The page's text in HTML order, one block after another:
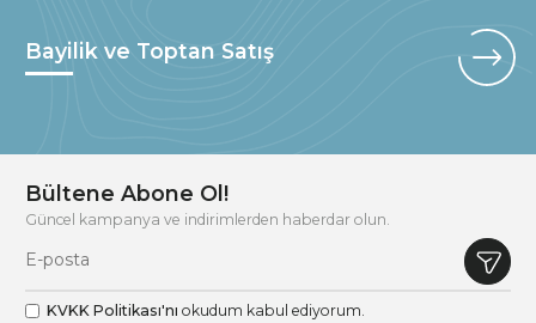
Bayilik ve Toptan Satış
Bültene Abone Ol!
Güncel kampanya ve indirimlerden haberdar olun.
KVKK Politikası'nı okudum kabul ediyorum.